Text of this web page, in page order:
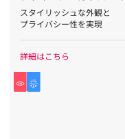
スタイリッシュな外観と
プライバシー性を実現
詳細はこちら